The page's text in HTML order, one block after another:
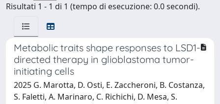
Risultati 1 - 1 di 1 (tempo di esecuzione: 0.0 secondi).
Metabolic traits shape responses to LSD1-
directed therapy in glioblastoma tumor-
initiating cells
2025 G. Marotta, D. Osti, E. Zaccheroni, B. Costanza,
S. Faletti, A. Marinaro, C. Richichi, D. Mesa, S.